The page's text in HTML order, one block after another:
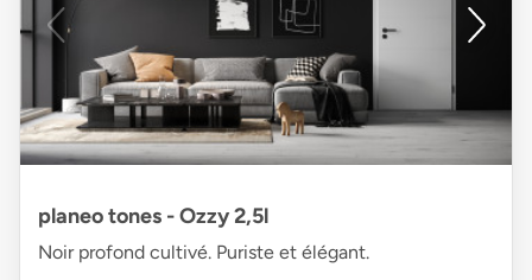
planeo tones - Ozzy 2,5l
Noir profond cultivé. Puriste et élégant.